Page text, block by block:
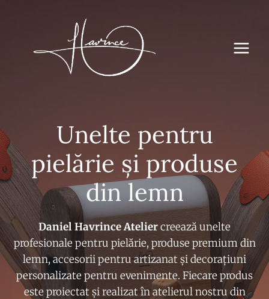
Unelte pentru
pielărie și produse
din lemn
Daniel Havrince Ateliercreează unelte
profesionale pentru pielărie, produse premium din
lemn, accesorii pentru artizanat și decorațiuni
personalizate pentru evenimente. Fiecare produs
este proiectat și realizat în atelierul nostru din